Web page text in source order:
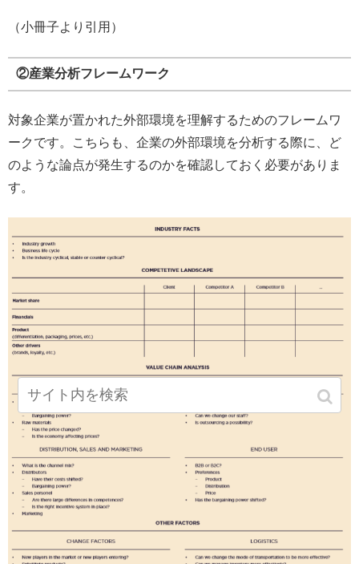
（小冊子より引用）
②産業分析フレームワーク
対象企業が置かれた外部環境を理解するためのフレームワ
ークです。こちらも、企業の外部環境を分析する際に、ど
のような論点が発生するのかを確認しておく必要がありま
す。